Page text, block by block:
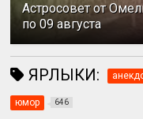
Астросовет от
по 09 августа
ЯРЛЫКИ:
юмор 646